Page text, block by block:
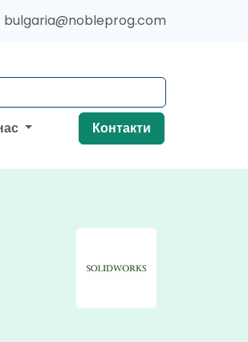
bulgaria@nobleprog.com
Контакти